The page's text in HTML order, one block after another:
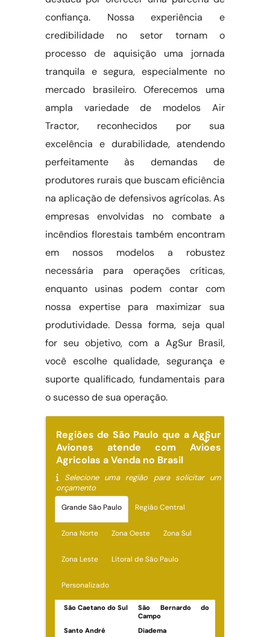
confiança. Nossa experiência e
credibilidade no setor tornam o
processo de aquisição uma jornada
tranquila e segura, especialmente no
mercado brasileiro. Oferecemos uma
ampla variedade de modelos Air
Tractor, reconhecidos por sua
excelência e durabilidade, atendendo
perfeitamente às demandas de
produtores rurais que buscam eficiência
na aplicação de defensivos agrícolas. As
empresas envolvidas no combate a
incêndios florestais também encontram
em nossos modelos a robustez
necessária para operações críticas,
enquanto usinas podem contar com
nossa expertise para maximizar sua
produtividade. Dessa forma, seja qual
for seu objetivo, com a AgSur Brasil,
você escolhe qualidade, segurança e
suporte qualificado, fundamentais para
o sucesso de sua operação.
Regiões de São Paulo que a AgSur
Aviones atende com Avioes
Agricolas a Venda no Brasil
Selecione uma região para solicitar um
orçamento
Grande São Paulo Região Central
Zona Norte Zona Oeste Zona Sul
Zona Leste Litoral de São Paulo
Personalizado
São Caetano do Sul
São Bernardo do
Campo
Santo André
Diadema